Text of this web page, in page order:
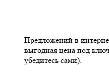
Предложений в
выгодная цена под
убедитесь сами).